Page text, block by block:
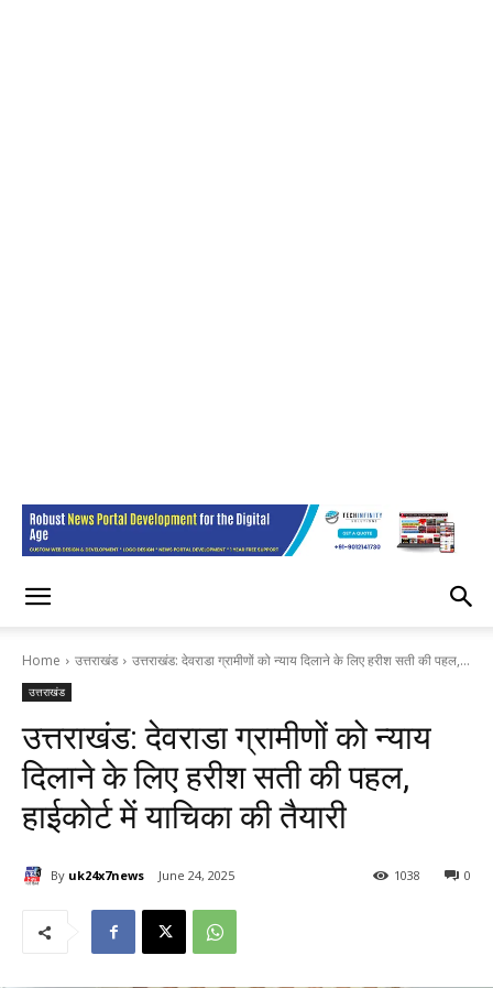
Home उत्तराखंड उत्तराखंड: देवराडा ग्रामीणों को न्याय दिलाने के लिए हरीश सती की पहल,...
उत्तराखंड
उत्तराखंड: देवराडा ग्रामीणों को न्याय
दिलाने के लिए हरीश सती की पहल,
हाईकोर्ट में याचिका की तैयारी
By uk24x7news June 24, 2025 0
1038